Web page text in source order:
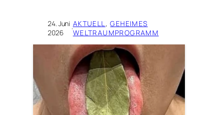
24. Juni
2026
·AKTUELL, GEHEIMES
WELTRAUMPROGRAMM